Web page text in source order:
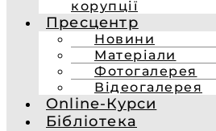
корупції
Пресцентр
Новини
Матеріали
Фотогалерея
Відеогалерея
Online-Курси
Бібліотека